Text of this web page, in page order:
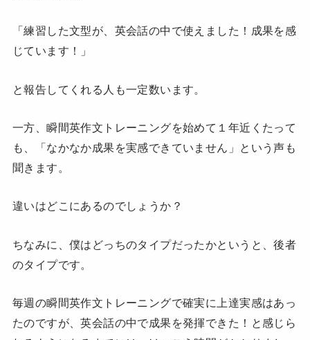
「練習した文型が、英会話の中で使えました！成果を感
じています！」
と報告してくれる人も一定数います。
一方、瞬間英作文トレーニングを始めて１年近くたって
も、「なかなか成果を実感できていません」という声も
聞きます。
違いはどこにあるのでしょうか？
ちなみに、僕はどっちのタイプだったかというと、後者
のタイプです。
毎週の瞬間英作文トレーニングで確実に上達実感はあっ
たのですが、英会話の中で成果を発揮できた！と感じら